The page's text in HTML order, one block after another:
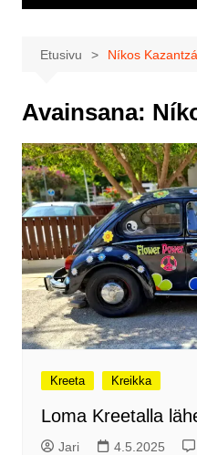
Etusivu Níkos
Avainsana:
Kreeta Kreikka
Loma Kreetalla
Jari 4.5.2025